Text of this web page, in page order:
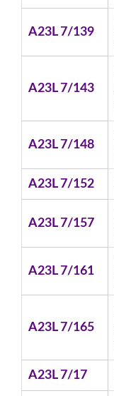
A23L 7/139
A23L 7/143
A23L 7/148
A23L 7/152
A23L 7/157
A23L 7/161
A23L 7/165
A23L 7/17